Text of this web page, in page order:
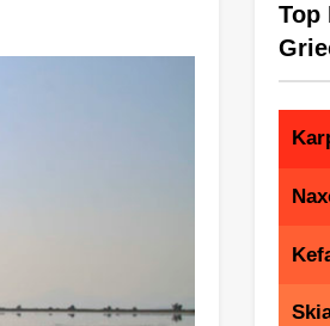
Top